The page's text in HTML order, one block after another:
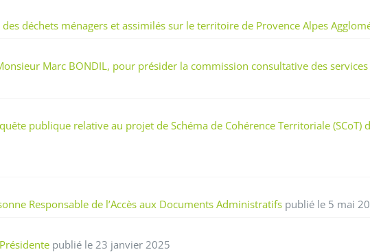
déchets ménagers et assimilés sur le territoire de Provence Alpes
Marc BONDIL, pour présider la commission consultative des services
publique relative au projet de Schéma de Cohérence Territoriale (SCoT)
Responsable de l’Accès aux Documents Administratifs publié le 5 mai
publié le 23 janvier 2025